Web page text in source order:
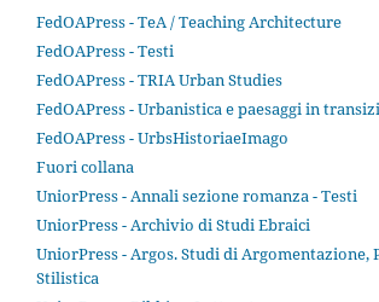
FedOAPress - TeA / Teaching Architecture
FedOAPress - Testi
FedOAPress - TRIA Urban Studies
FedOAPress - Urbanistica e paesaggi in
FedOAPress - UrbsHistoriaeImago
Fuori collana
UniorPress - Annali sezione romanza - Testi
UniorPress - Archivio di Studi Ebraici
UniorPress - Argos. Studi di Argomentazione,
Stilistica